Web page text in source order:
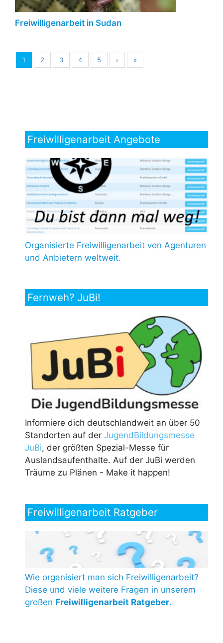
Freiwilligenarbeit in Sudan
1 2 3 4 5 › »
Freiwilligenarbeit Angebote
Organisierte Freiwilligenarbeit von Agenturen
und Anbietern weltweit.
Fernweh? JuBi!
Informiere dich deutschlandweit an über 50
Standorten auf der JugendBildungsmesse
JuBi, der größten Spezial-Messe für
Auslandsaufenthalte. Auf der JuBi werden
Träume zu Plänen - Make it happen!
Freiwilligenarbeit Ratgeber
Wie organisiert man sich Freiwilligenarbeit?
Diese und viele weitere Fragen in unserem
großen Freiwilligenarbeit Ratgeber.